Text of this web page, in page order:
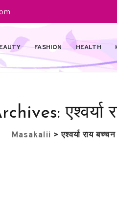
FASHION HEALTH
एश्वर्या
Masakalii >एश्वर्या राय बच्चन